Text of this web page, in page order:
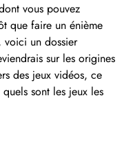
vous pouvez
que faire un énième
voici un dossier
sur les origines
des jeux vidéos, ce
sont les jeux les